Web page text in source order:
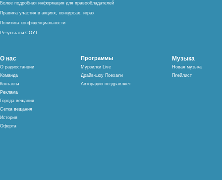
Более подробная информация для правообладателей
Правила участия в акциях, конкурсах, играх
Политика конфиденциальности
Результаты СОУТ
О нас
О радиостанции
Команда
Контакты
Реклама
Города вещания
Сетка вещания
История
Оферта
Программы
Мурзилки Live
Драйв-шоу Поехали
Авторадио поздравляет
Музыка
Новая музыка
Плейлист